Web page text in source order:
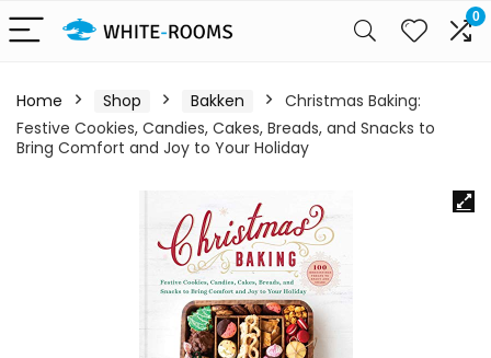
0
Home Shop Bakken
Christmas Baking:
Festive Cookies, Candies, Cakes, Breads, and Snacks to
Bring Comfort and Joy to Your Holiday